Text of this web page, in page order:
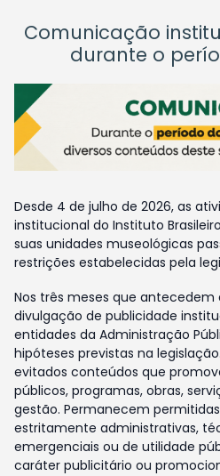
Comunicação
durante o
Desde 4 de julho de 2026, as
institucional do Instituto
suas unidades museológicas
restrições estabelecidas pela
Nos três meses que antecedem
divulgação de publicidade
entidades da Administração
hipóteses previstas na
evitados conteúdos que
públicos, programas, obras,
gestão. Permanecem
estritamente administrativas,
emergenciais ou de utilidade
caráter publicitário ou